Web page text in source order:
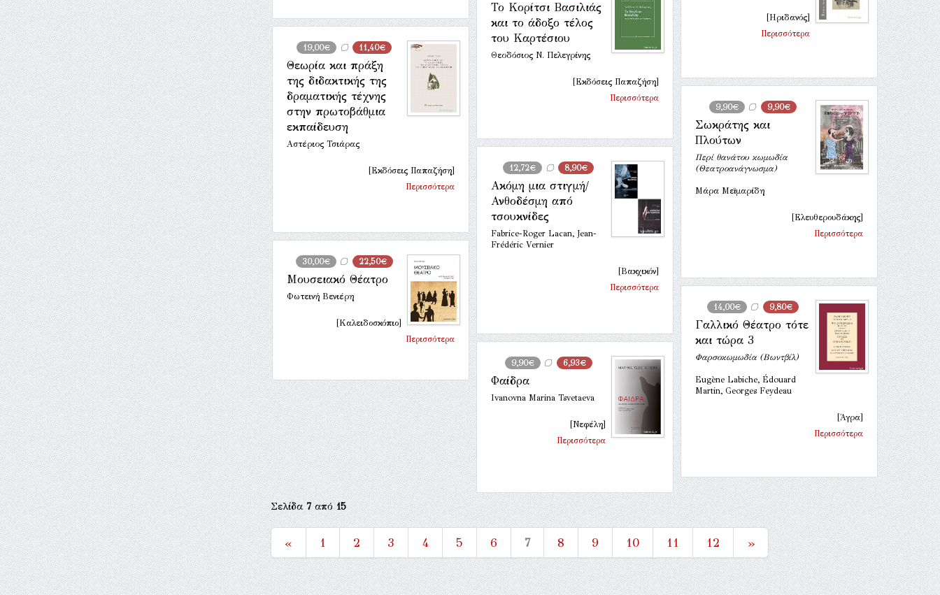
[Ηριδανός]
Περισσότερα
Το Κορίτσι Βασιλιάς
και το άδοξο τέλος
του Καρτέσιου
Θεοδόσιος Ν. Πελεγρίνης
[Εκδόσεις Παπαζήση]
Περισσότερα
19,00€ 11,40€
Θεωρία και πράξη
της διδακτικής της
δραματικής τέχνης
στην πρωτοβάθμια
εκπαίδευση
Αστέριος Τσιάρας
[Εκδόσεις Παπαζήση]
Περισσότερα
9,90€ 9,90€
Σωκράτης και
Πλούτων
Περί θανάτου κωμωδία
(Θεατροανάγνωσμα)
Μάρα Μεϊμαρίδη
[Ελευθερουδάκης]
Περισσότερα
12,72€ 8,90€
Ακόμη μια στιγμή/
Ανθοδέσμη από
τσουκνίδες
Fabrice-Roger Lacan, Jean-
Frédéric Vernier
[Βακχικόν]
Περισσότερα
30,00€ 22,50€
Μουσειακό Θέατρο
Φωτεινή Βενιέρη
[Καλειδοσκόπιο]
Περισσότερα
14,00€ 9,80€
Γαλλικό Θέατρο τότε
και τώρα 3
Φαρσοκωμωδία (Βωντβίλ)
Eugène Labiche, Édouard
Martin, Georges Feydeau
[Άγρα]
Περισσότερα
9,90€ 6,93€
Φαίδρα
Ivanovna Marina Tsvetaeva
[Νεφέλη]
Περισσότερα
Σελίδα7από15
« 1 2 3 4 5 6 7 8 9 10 11 12 »